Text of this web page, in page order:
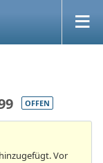
OFFEN
hinzugefügt. Vor